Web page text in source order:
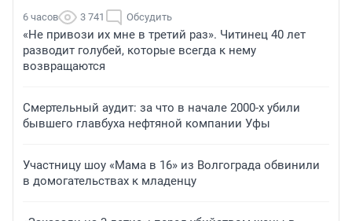
6 часов 3 741 Обсудить
«Не привози их мне в третий раз». Читинец 40 лет
разводит голубей, которые всегда к нему
возвращаются
Смертельный аудит: за что в начале 2000-х убили
бывшего главбуха нефтяной компании Уфы
Участницу шоу «Мама в 16» из Волгограда обвинили
в домогательствах к младенцу